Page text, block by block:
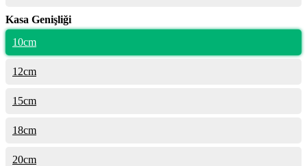
Kasa Genişliği
10cm
12cm
15cm
18cm
20cm